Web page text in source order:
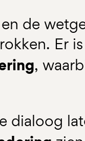
de
Er
,
dialoog